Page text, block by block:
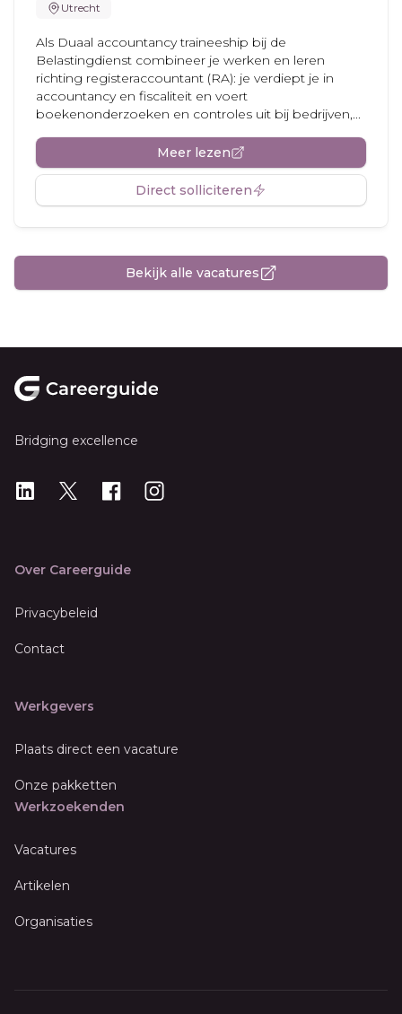
Utrecht
Als Duaal accountancy traineeship bij de
Belastingdienst combineer je werken en leren
richting registeraccountant (RA): je verdiept je in
accountancy en fiscaliteit en voert
boekenonderzoeken en controles uit bij bedrijven,...
Meer lezen
Direct solliciteren
Bekijk alle vacatures
Bridging excellence
LinkedIn
X Instagram
Over Careerguide
Privacybeleid
Contact
Werkgevers
Plaats direct een vacature
Onze pakketten
Werkzoekenden
Vacatures
Artikelen
Organisaties